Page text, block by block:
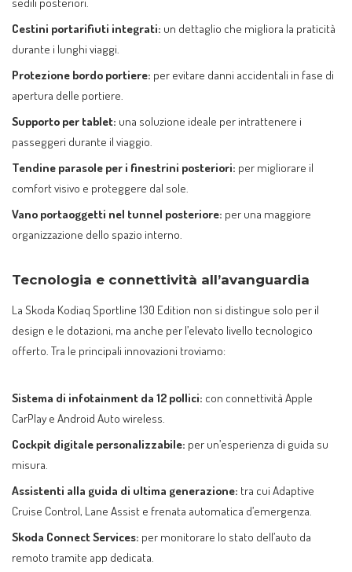
Cestini portarifiuti integrati: un dettaglio che migliora la praticità
durante i lunghi viaggi.
Protezione bordo portiere: per evitare danni accidentali in fase di
apertura delle portiere.
Supporto per tablet: una soluzione ideale per intrattenere i
passeggeri durante il viaggio.
Tendine parasole per i finestrini posteriori: per migliorare il
comfort visivo e proteggere dal sole.
Vano portaoggetti nel tunnel posteriore: per una maggiore
organizzazione dello spazio interno.
Tecnologia e connettività all’avanguardia
La Skoda Kodiaq Sportline 130 Edition non si distingue solo per il
design e le dotazioni, ma anche per l’elevato livello tecnologico
offerto. Tra le principali innovazioni troviamo:
Sistema di infotainment da 12 pollici: con connettività Apple
CarPlay e Android Auto wireless.
Cockpit digitale personalizzabile: per un’esperienza di guida su
misura.
Assistenti alla guida di ultima generazione: tra cui Adaptive
Cruise Control, Lane Assist e frenata automatica d’emergenza.
Skoda Connect Services: per monitorare lo stato dell’auto da
remoto tramite app dedicata.